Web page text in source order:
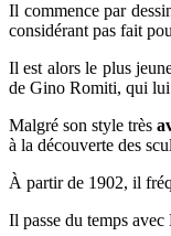
Il commence par
considérant pas fait
Il est alors le plus
de Gino Romiti, qui lui
Malgré son style très
à la découverte des
À partir de 1902, il
Il passe du temps